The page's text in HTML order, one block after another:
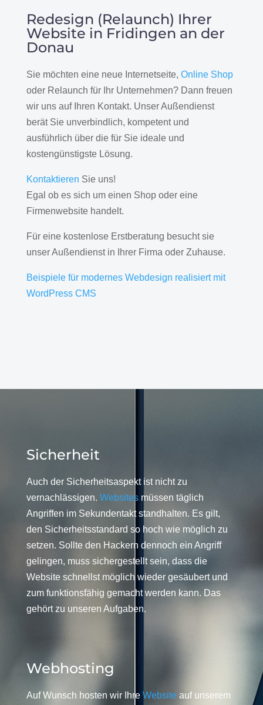
Redesign (Relaunch) Ihrer
Website in Fridingen an der
Donau
Sie möchten eine neue Internetseite, Online Shop
oder Relaunch für Ihr Unternehmen? Dann freuen
wir uns auf Ihren Kontakt. Unser Außendienst
berät Sie unverbindlich, kompetent und
ausführlich über die für Sie ideale und
kostengünstigste Lösung.
Kontaktieren Sie uns!
Egal ob es sich um einen Shop oder eine
Firmenwebsite handelt.
Für eine kostenlose Erstberatung besucht sie
unser Außendienst in Ihrer Firma oder Zuhause.
Beispiele für modernes Webdesign realisiert mit
WordPress CMS
Sicherheit
Auch der Sicherheitsaspekt ist nicht zu
vernachlässigen. Websitesmüssen täglich
Angriffen im Sekundentakt standhalten. Es gilt,
den Sicherheitsstandard so hoch wie möglich zu
setzen. Sollte den Hackern dennoch ein Angriff
gelingen, muss sichergestellt sein, dass die
Website schnellst möglich wieder gesäubert und
zum funktionsfähig gemacht werden kann. Das
gehört zu unseren Aufgaben.
Webhosting
Auf Wunsch hosten wir Ihre Website auf unserem